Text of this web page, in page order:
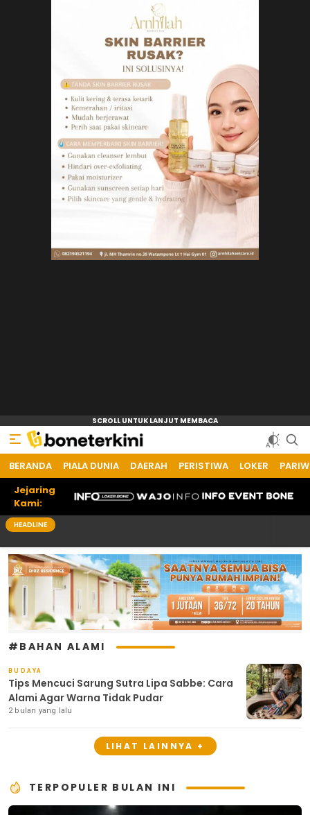
Bone Terkini
Referensi Informasi Terkini
BERANDA PIALA DUNIA DAERAH PERISTIWA LOKER
Jejaring
Kami:
HEADLINE
#BAHAN ALAMI
BUDAYA
Tips Mencuci Sarung Sutra Lipa Sabbe: Cara
Alami Agar Warna Tidak Pudar
2 bulan yang lalu
LIHAT LAINNYA +
TERPOPULER BULAN INI